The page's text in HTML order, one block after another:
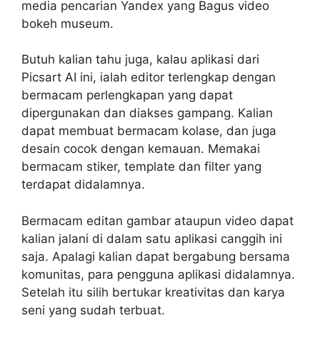
media pencarian Yandex yang Bagus video
bokeh museum.
Butuh kalian tahu juga, kalau aplikasi dari
Picsart AI ini, ialah editor terlengkap dengan
bermacam perlengkapan yang dapat
dipergunakan dan diakses gampang. Kalian
dapat membuat bermacam kolase, dan juga
desain cocok dengan kemauan. Memakai
bermacam stiker, template dan filter yang
terdapat didalamnya.
Bermacam editan gambar ataupun video dapat
kalian jalani di dalam satu aplikasi canggih ini
saja. Apalagi kalian dapat bergabung bersama
komunitas, para pengguna aplikasi didalamnya.
Setelah itu silih bertukar kreativitas dan karya
seni yang sudah terbuat.